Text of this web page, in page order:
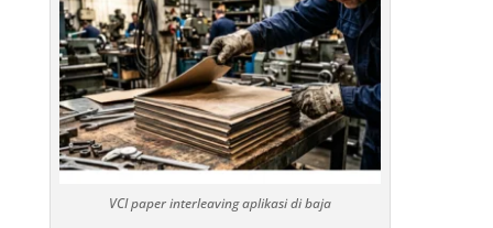
VCI paper interleaving aplikasi di baja